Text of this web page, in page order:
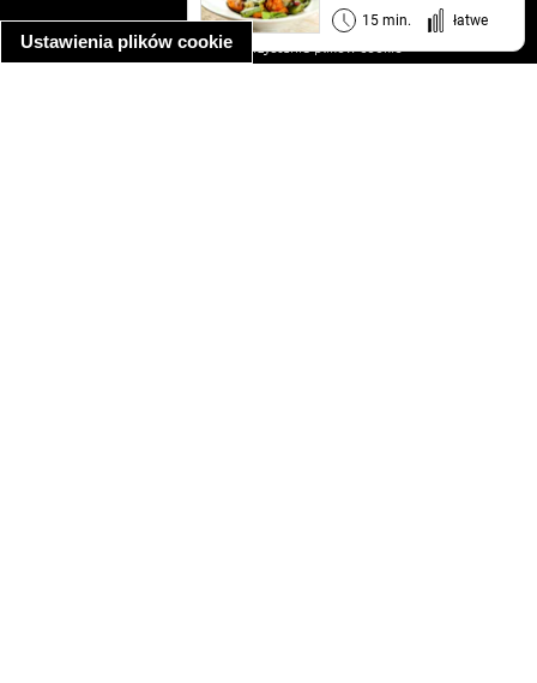
Ustawienia plików cookie
15 min. łatwe
informacja o prywatności
informacja o wykorzystaniu plików cookie